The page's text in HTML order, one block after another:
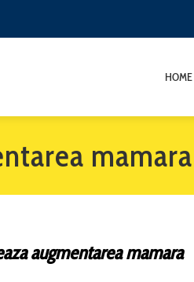
HOME
mamara
augmentarea mamara